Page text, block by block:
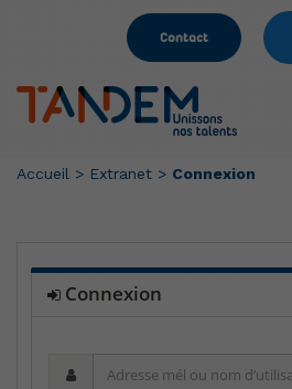
Contact
Accueil > Extranet > Connexion
Connexion
mél